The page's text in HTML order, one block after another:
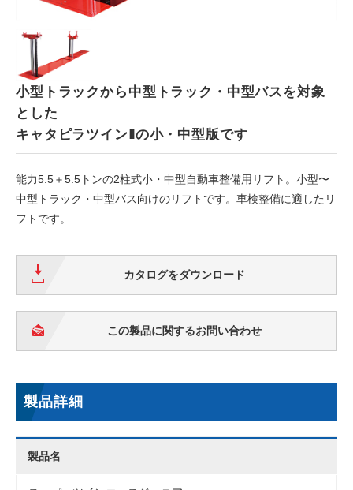
小型トラックから中型トラック・中型バスを対象
とした
キャタピラツインⅡの小・中型版です
能力5.5＋5.5トンの2柱式小・中型自動車整備用リフト。小型〜
中型トラック・中型バス向けのリフトです。車検整備に適したリ
フトです。
カタログをダウンロード
この製品に関するお問い合わせ
製品詳細
製品名